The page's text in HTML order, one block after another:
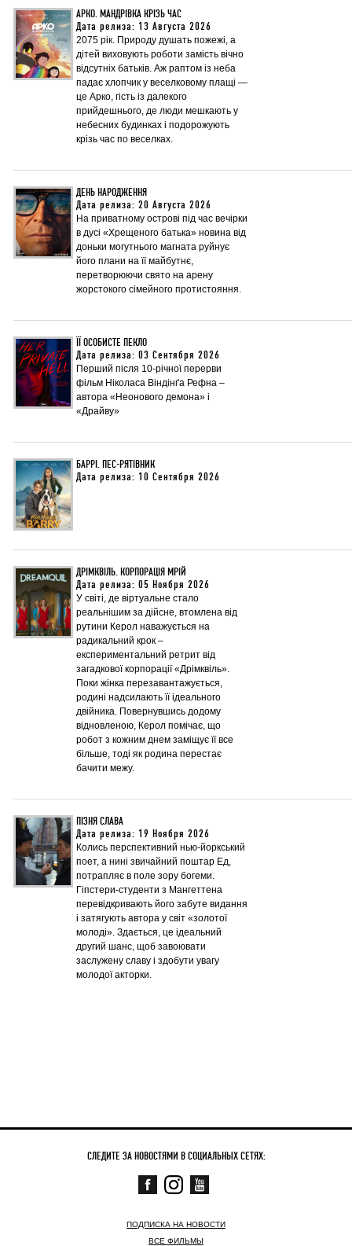
АРКО. МАНДРІВКА КРІЗЬ ЧАС
Дата релиза: 13 Августа 2026
2075 рік. Природу душать пожежі, а
дітей виховують роботи замість вічно
відсутніх батьків. Аж раптом із неба
падає хлопчик у веселковому плащі —
це Арко, гість із далекого
прийдешнього, де люди мешкають у
небесних будинках і подорожують
крізь час по веселках.
ДЕНЬ НАРОДЖЕННЯ
Дата релиза: 20 Августа 2026
На приватному острові під час вечірки
в дусі «Хрещеного батька» новина від
доньки могутнього магната руйнує
його плани на її майбутнє,
перетворюючи свято на арену
жорстокого сімейного протистояння.
ЇЇ ОСОБИСТЕ ПЕКЛО
Дата релиза: 03 Сентября 2026
Перший після 10-річної перерви
фільм Ніколаса Віндінґа Рефна –
автора «Неонового демона» і
«Драйву»
БАРРІ. ПЕС-РЯТІВНИК
Дата релиза: 10 Сентября 2026
ДРІМКВІЛЬ. КОРПОРАЦІЯ МРІЙ
Дата релиза: 05 Ноября 2026
У світі, де віртуальне стало
реальнішим за дійсне, втомлена від
рутини Керол наважується на
радикальний крок –
експериментальний ретрит від
загадкової корпорації «Дрімквіль».
Поки жінка перезавантажується,
родині надсилають її ідеального
двійника. Повернувшись додому
відновленою, Керол помічає, що
робот з кожним днем заміщує її все
більше, тоді як родина перестає
бачити межу.
ПІЗНЯ СЛАВА
Дата релиза: 19 Ноября 2026
Колись перспективний нью-йоркський
поет, а нині звичайний поштар Ед,
потрапляє в поле зору богеми.
Гіпстери-студенти з Мангеттена
перевідкривають його забуте видання
і затягують автора у світ «золотої
молоді». Здається, це ідеальний
другий шанс, щоб завоювати
заслужену славу і здобути увагу
молодої акторки.
СЛЕДИТЕ ЗА НОВОСТЯМИ В СОЦИАЛЬНЫХ СЕТЯХ:
ПОДПИСКА НА НОВОСТИ
ВСЕ ФИЛЬМЫ